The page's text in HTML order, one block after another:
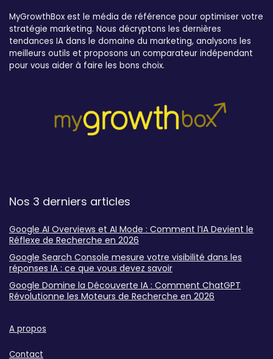
MyGrowthBox est le média de référence pour optimiser votre
stratégie marketing. Nous décryptons les dernières
tendances IA dans le domaine du marketing, analysons les
meilleurs outils et proposons un comparateur indépendant
pour vous aider à faire les bons choix.
Nos 3 derniers articles
Google AI Overviews et AI Mode : Comment l’IA Devient le
Réflexe de Recherche en 2026
Google Search Console mesure votre visibilité dans les
réponses IA : ce que vous devez savoir
Google Domine la Découverte IA : Comment ChatGPT
Révolutionne les Moteurs de Recherche en 2026
A propos
Contact